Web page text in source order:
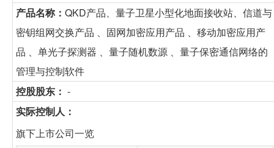
产品名称： QKD产品、量子卫星小型化地面接收站、信道与
密钥组网交换产品 、固网加密应用产品 、移动加密应用产
品 、单光子探测器 、量子随机数源 、量子保密通信网络的
管理与控制软件
控股股东： -
实际控制人：
旗下上市公司一览